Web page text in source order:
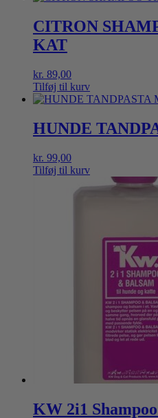
har
flere
varianter.
kan
vælges
på
varesiden
CITRON
KAT
kr. 89,00
Tilføj til kurv
HUNDE
kr. 99,00
Tilføj til kurv
KW 2i1